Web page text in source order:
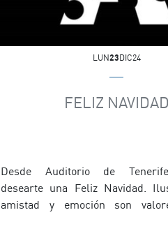
LUN23DIC24
FELIZ NAVIDAD
Desde Auditorio de
desearte una Feliz Navidad.
amistad y emoción son